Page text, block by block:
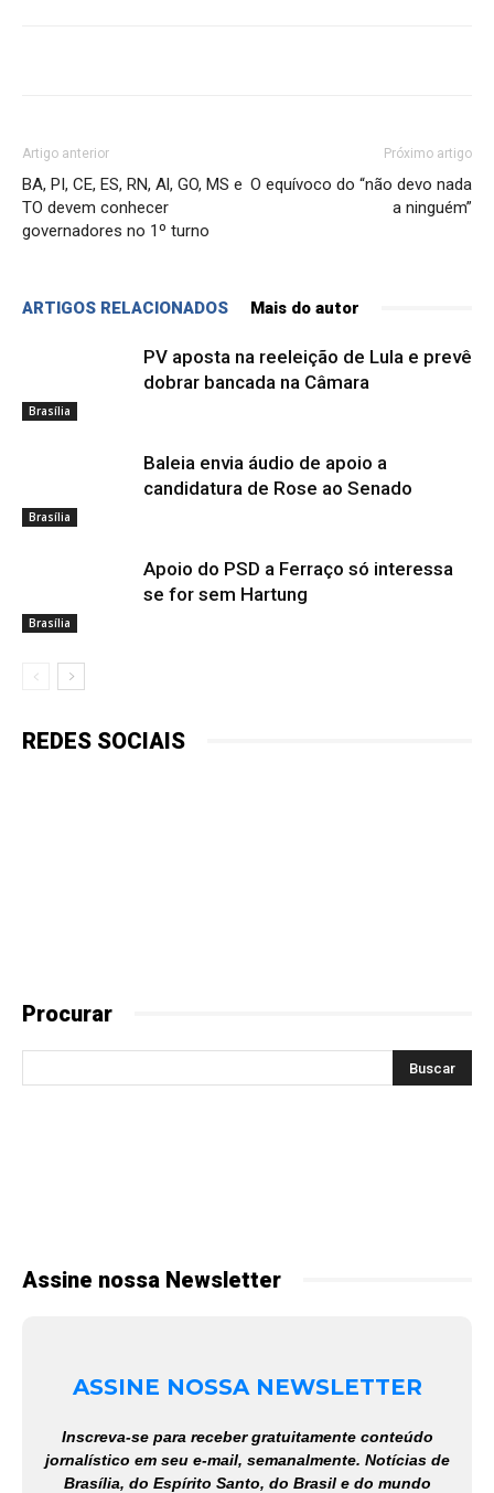
Artigo anterior
BA, PI, CE, ES, RN, Al, GO, MS e
TO devem conhecer
governadores no 1º turno
Próximo artigo
O equívoco do “não devo nada
a ninguém”
ARTIGOS RELACIONADOS Mais do autor
Brasília
PV aposta na reeleição de Lula e prevê
dobrar bancada na Câmara
Brasília
Baleia envia áudio de apoio a
candidatura de Rose ao Senado
Brasília
Apoio do PSD a Ferraço só interessa
se for sem Hartung
REDES SOCIAIS
Procurar
Assine nossa Newsletter
ASSINE NOSSA NEWSLETTER
Inscreva-se para receber gratuitamente conteúdo
jornalístico em seu e-mail, semanalmente. Notícias de
Brasília, do Espírito Santo, do Brasil e do mundo